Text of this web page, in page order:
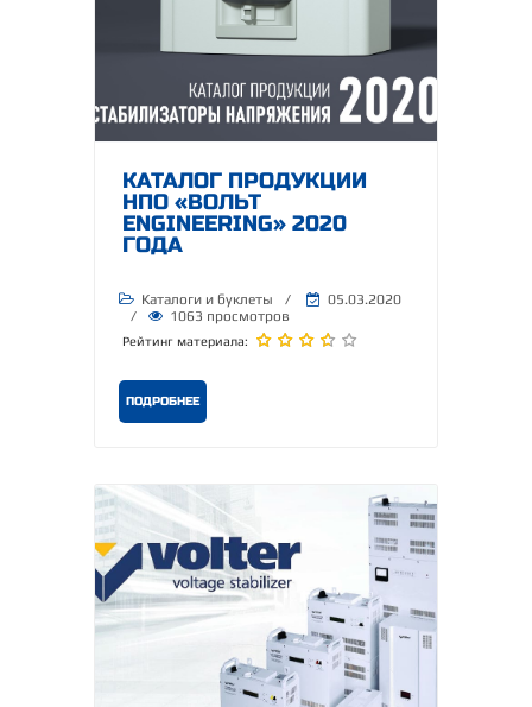
КАТАЛОГ ПРОДУКЦИИ
НПО «ВОЛЬТ
ENGINEERING» 2020
ГОДА
Каталоги и буклеты /
05.03.2020
/
1063 просмотров
Рейтинг материала:
ПОДРОБНЕЕ